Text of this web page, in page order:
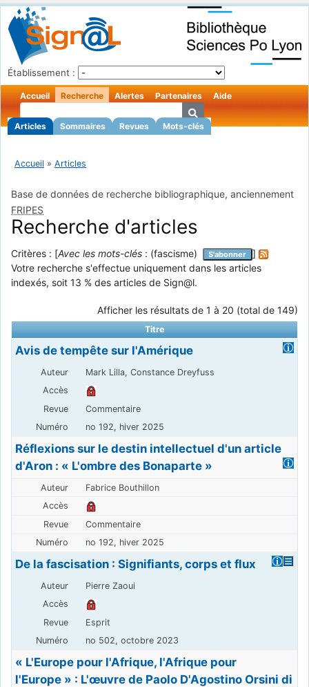
Établissement :
Accueil Recherche
Articles Sommaires Revues Mots-clés
Alertes Partenaires Aide
Accueil » Articles
Base de données de recherche bibliographique, anciennement
FRIPES
Recherche d'articles
Critères : [Avec les mots-clés : (fascisme) S'abonner
]
Votre recherche s'effectue uniquement dans les articles
indexés, soit 13 % des articles de Sign@l.
Afficher les résultats de 1 à 20 (total de 149)
Titre
Avis de tempête sur l'Amérique
Mark Lilla, Constance Dreyfuss
Commentaire
no 192, hiver 2025
Réflexions sur le destin intellectuel d'un article
d'Aron : « L'ombre des Bonaparte »
Fabrice Bouthillon
Commentaire
no 192, hiver 2025
De la fascisation : Signifiants, corps et flux
Pierre Zaoui
Esprit
no 502, octobre 2023
« L'Europe pour l'Afrique, l'Afrique pour
l'Europe » : L'œuvre de Paolo D'Agostino Orsini di